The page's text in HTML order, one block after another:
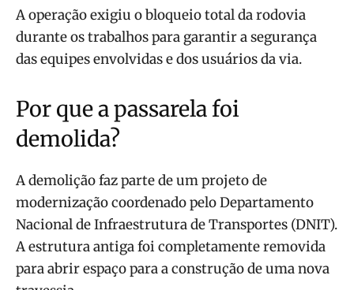
A operação exigiu o bloqueio total da rodovia
durante os trabalhos para garantir a segurança
das equipes envolvidas e dos usuários da via.
Por que a passarela foi
demolida?
A demolição faz parte de um projeto de
modernização coordenado pelo Departamento
Nacional de Infraestrutura de Transportes (DNIT).
A estrutura antiga foi completamente removida
para abrir espaço para a construção de uma nova